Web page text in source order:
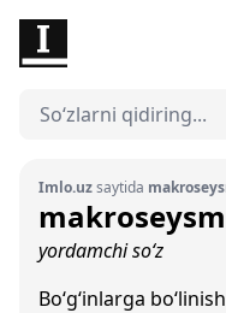
Imlo.uzsaytida
yordamchi so‘z
Bo‘g‘inlarga